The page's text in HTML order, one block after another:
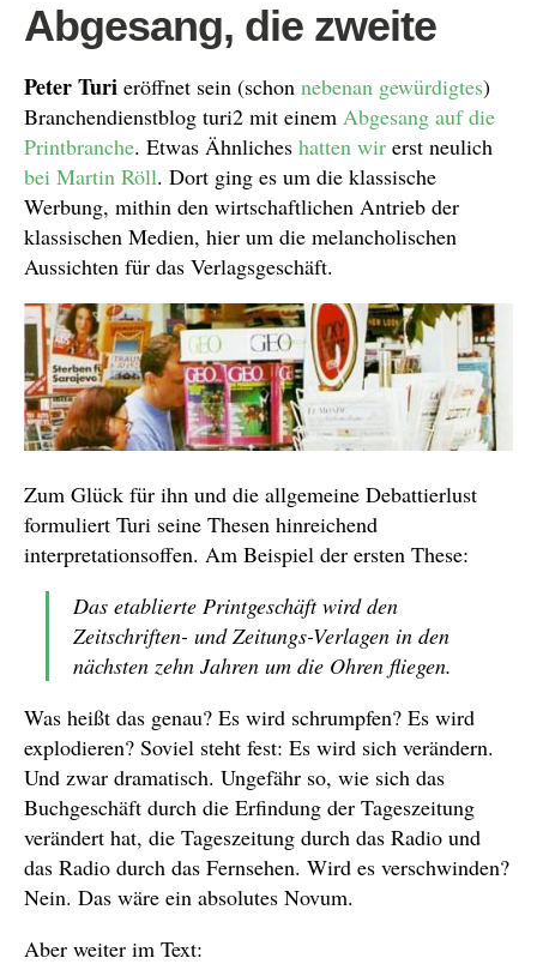
Abgesang, die zweite
Peter Turi eröffnet sein (schon nebenan gewürdigtes)
Branchendienstblog turi2 mit einem Abgesang auf die
Printbranche. Etwas Ähnliches hatten wir erst neulich
bei Martin Röll. Dort ging es um die klassische
Werbung, mithin den wirtschaftlichen Antrieb der
klassischen Medien, hier um die melancholischen
Aussichten für das Verlagsgeschäft.
Zum Glück für ihn und die allgemeine Debattierlust
formuliert Turi seine Thesen hinreichend
interpretationsoffen. Am Beispiel der ersten These:
Das etablierte Printgeschäft wird den
Zeitschriften- und Zeitungs-Verlagen in den
nächsten zehn Jahren um die Ohren fliegen.
Was heißt das genau? Es wird schrumpfen? Es wird
explodieren? Soviel steht fest: Es wird sich verändern.
Und zwar dramatisch. Ungefähr so, wie sich das
Buchgeschäft durch die Erfindung der Tageszeitung
verändert hat, die Tageszeitung durch das Radio und
das Radio durch das Fernsehen. Wird es verschwinden?
Nein. Das wäre ein absolutes Novum.
Aber weiter im Text: